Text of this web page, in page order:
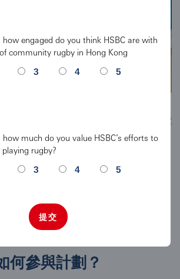
及鼓勵，我們可以透過學校讓更多學生認識欖
同國家的欖球球員，當中本地球員佔約五
engaged do you think HSBC are with
community rugby in Hong Kong
3 4 5
much do you value HSBC’s efforts to
rugby?
3 4 5
提交
何參與計劃？